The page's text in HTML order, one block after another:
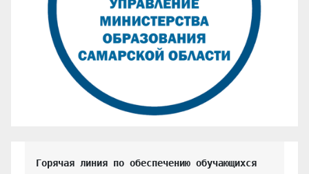
Горячая линия по обеспечению обучающихся